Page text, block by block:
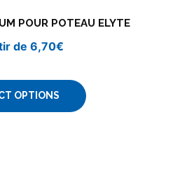
POUR POTEAU ELYTE
de 6,70€
OPTIONS